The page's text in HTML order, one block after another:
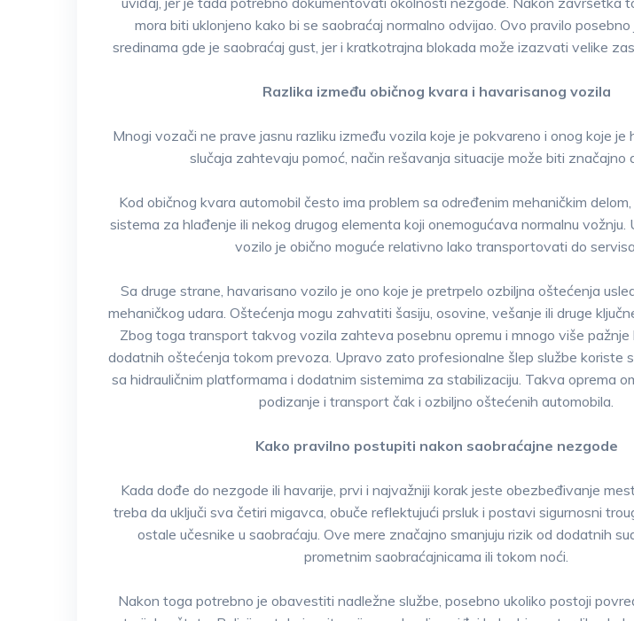
mora biti uklonjeno kako bi se saobraćaj normalno odvijao. Ovo pravilo
sredinama gde je saobraćaj gust, jer i kratkotrajna blokada može izazvati velike
Razlika između običnog kvara i havarisanog vozila
Mnogi vozači ne prave jasnu razliku između vozila koje je pokvareno i onog koje je
slučaja zahtevaju pomoć, način rešavanja situacije može biti značajno
Kod običnog kvara automobil često ima problem sa određenim mehaničkim
sistema za hlađenje ili nekog drugog elementa koji onemogućava normalnu vožnju.
vozilo je obično moguće relativno lako transportovati do
Sa druge strane, havarisano vozilo je ono koje je pretrpelo ozbiljna oštećenja
mehaničkog udara. Oštećenja mogu zahvatiti šasiju, osovine, vešanje ili druge
Zbog toga transport takvog vozila zahteva posebnu opremu i mnogo više pažnje
dodatnih oštećenja tokom prevoza. Upravo zato profesionalne šlep službe koriste
sa hidrauličnim platformama i dodatnim sistemima za stabilizaciju. Takva oprema
podizanje i transport čak i ozbiljno oštećenih automobila.
Kako pravilno postupiti nakon saobraćajne nezgode
Kada dođe do nezgode ili havarije, prvi i najvažniji korak jeste obezbeđivanje
treba da uključi sva četiri migavca, obuče reflektujući prsluk i postavi sigurnosni
ostale učesnike u saobraćaju. Ove mere značajno smanjuju rizik od dodatnih
prometnim saobraćajnicama ili tokom noći.
Nakon toga potrebno je obavestiti nadležne službe, posebno ukoliko postoji